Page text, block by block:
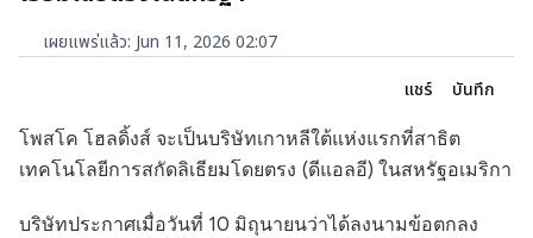
เผยแพร่แล้ว: Jun 11, 2026 02:07
แชร์
บันทึก
โพสโค โฮลดิ้งส์ จะเป็นบริษัทเกาหลีใต้แห่งแรกที่สาธิต
เทคโนโลยีการสกัดลิเธียมโดยตรง (ดีแอลอี) ในสหรัฐอเมริกา
บริษัทประกาศเมื่อวันที่ 10 มิถุนายนว่าได้ลงนามข้อตกลง